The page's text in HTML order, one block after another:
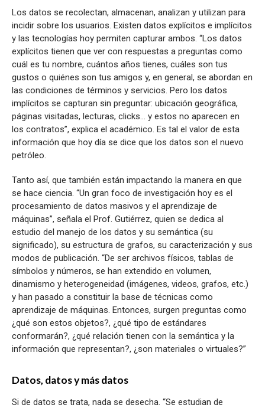
Los datos se recolectan, almacenan, analizan y utilizan para
incidir sobre los usuarios. Existen datos explícitos e implícitos
y las tecnologías hoy permiten capturar ambos. “Los datos
explícitos tienen que ver con respuestas a preguntas como
cuál es tu nombre, cuántos años tienes, cuáles son tus
gustos o quiénes son tus amigos y, en general, se abordan en
las condiciones de términos y servicios. Pero los datos
implícitos se capturan sin preguntar: ubicación geográfica,
páginas visitadas, lecturas, clicks… y estos no aparecen en
los contratos”, explica el académico. Es tal el valor de esta
información que hoy día se dice que los datos son el nuevo
petróleo.
Tanto así, que también están impactando la manera en que
se hace ciencia. “Un gran foco de investigación hoy es el
procesamiento de datos masivos y el aprendizaje de
máquinas”, señala el Prof. Gutiérrez, quien se dedica al
estudio del manejo de los datos y su semántica (su
significado), su estructura de grafos, su caracterización y sus
modos de publicación. “De ser archivos físicos, tablas de
símbolos y números, se han extendido en volumen,
dinamismo y heterogeneidad (imágenes, videos, grafos, etc.)
y han pasado a constituir la base de técnicas como
aprendizaje de máquinas. Entonces, surgen preguntas como
¿qué son estos objetos?, ¿qué tipo de estándares
conformarán?, ¿qué relación tienen con la semántica y la
información que representan?, ¿son materiales o virtuales?”
Datos, datos y más datos
Si de datos se trata, nada se desecha. “Se estudian de